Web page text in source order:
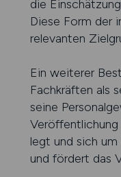
die
Diese Form der
relevanten
Ein weiterer
Fachkräften als
seine
Veröffentlichung
legt und sich
und fördert das